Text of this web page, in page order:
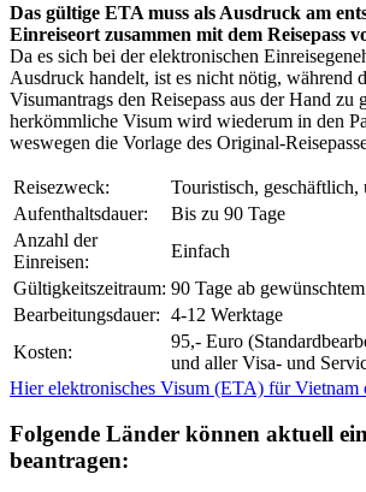
Das gültige ETA muss als Ausdruck am
Einreiseort zusammen mit dem Reisepass
Da es sich bei der elektronischen
Ausdruck handelt, ist es nicht nötig, während
Visumantrags den Reisepass aus der Hand zu
herkömmliche Visum wird wiederum in den
weswegen die Vorlage des Original-
Reisezweck:
Touristisch, geschäftlich,
Aufenthaltsdauer:
Bis zu 90 Tage
Anzahl der
Einreisen:
Einfach
Gültigkeitszeitraum: 90 Tage ab
Bearbeitungsdauer: 4-12 Werktage
Kosten:
95,- Euro
und aller Visa- und
Hier elektronisches Visum (ETA) für Vietnam
Folgende Länder können aktuell
beantragen: